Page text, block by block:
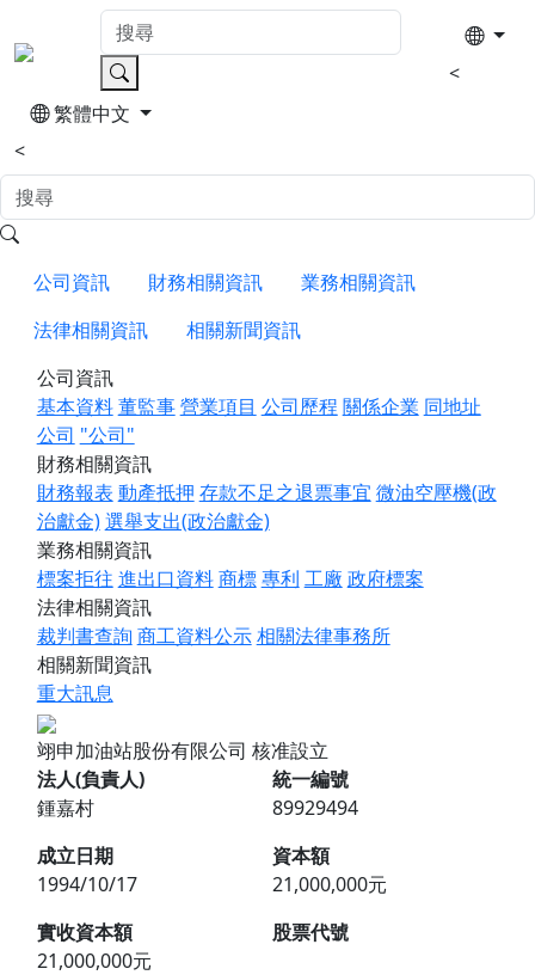
<
繁體中文
<
公司資訊 財務相關資訊
業務相關資訊
法律相關資訊
相關新聞資訊
公司資訊
基本資料董監事營業項目 公司歷程 關係企業 同地址
公司 "公司"
財務相關資訊
財務報表 動產抵押 存款不足之退票事宜 微油空壓機(政
治獻金)選舉支出(政治獻金)
業務相關資訊
標案拒往 進出口資料商標專利 工廠 政府標案
法律相關資訊
裁判書查詢 商工資料公示相關法律事務所
相關新聞資訊
重大訊息
翊申加油站股份有限公司 核准設立
法人(負責人)
鍾嘉村
統一編號
89929494
成立日期
1994/10/17
資本額
21,000,000元
實收資本額
21,000,000元
股票代號